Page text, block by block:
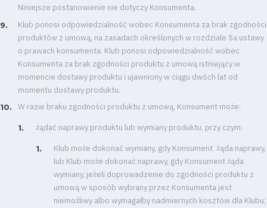
Niniejsze postanowienie nie dotyczy Konsumenta.
Klub ponosi odpowiedzialność wobec Konsumenta za brak zgodności
produktów z umową, na zasadach określonych w rozdziale 5a ustawy
o prawach konsumenta. Klub ponosi odpowiedzialność wobec
Konsumenta za brak zgodności produktu z umową istniejący w
momencie dostawy produktu i ujawniony w ciągu dwóch lat od
momentu dostawy produktu.
W razie braku zgodności produktu z umową, Konsument może:
żądać naprawy produktu lub wymiany produktu, przy czym:
Klub może dokonać wymiany, gdy Konsument żąda naprawy,
lub Klub może dokonać naprawy, gdy Konsument żąda
wymiany, jeżeli doprowadzenie do zgodności produktu z
umową w sposób wybrany przez Konsumenta jest
niemożliwy albo wymagałby nadmiernych kosztów dla Klubu;